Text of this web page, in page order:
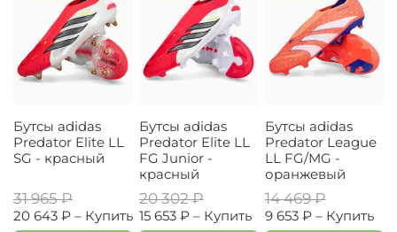
Бутсы adidas
Predator Elite LL
SG - красный
31 965 ₽
20 643 ₽ – Купить
Бутсы adidas
Predator Elite LL
FG Junior -
красный
20 302 ₽
15 653 ₽ – Купить
Бутсы adidas
Predator League
LL FG/MG -
оранжевый
14 469 ₽
9 653 ₽ – Купить